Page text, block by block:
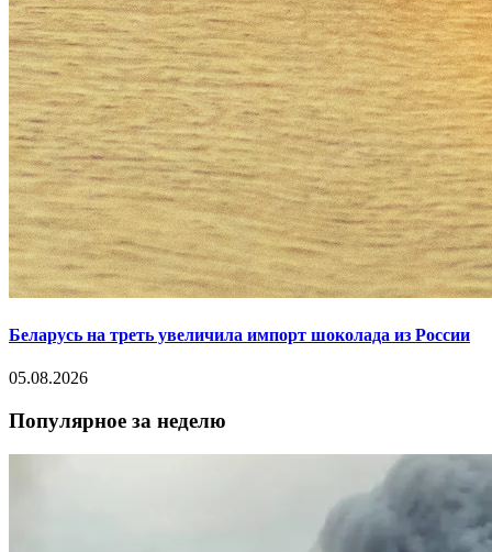
Беларусь на треть увеличила импорт шоколада из России
05.08.2026
Популярное за неделю